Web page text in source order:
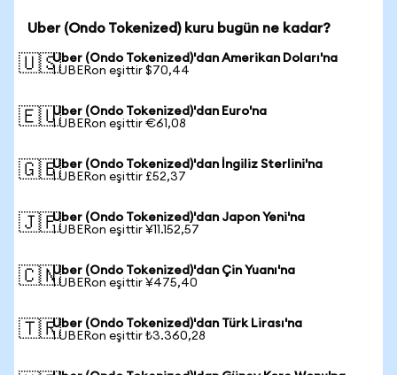
Uber (Ondo Tokenized) kuru bugün ne kadar?
🇺🇸Uber (Ondo Tokenized)'dan Amerikan Doları'na
1 UBERon eşittir $70,44
🇪🇺Uber (Ondo Tokenized)'dan Euro'na
1 UBERon eşittir €61,08
🇬🇧Uber (Ondo Tokenized)'dan İngiliz Sterlini'na
1 UBERon eşittir £52,37
🇯🇵Uber (Ondo Tokenized)'dan Japon Yeni'na
1 UBERon eşittir ¥11.152,57
🇨🇳Uber (Ondo Tokenized)'dan Çin Yuanı'na
1 UBERon eşittir ¥475,40
🇹🇷Uber (Ondo Tokenized)'dan Türk Lirası'na
1 UBERon eşittir ₺3.360,28